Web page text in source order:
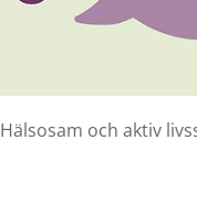
Hälsosam och aktiv